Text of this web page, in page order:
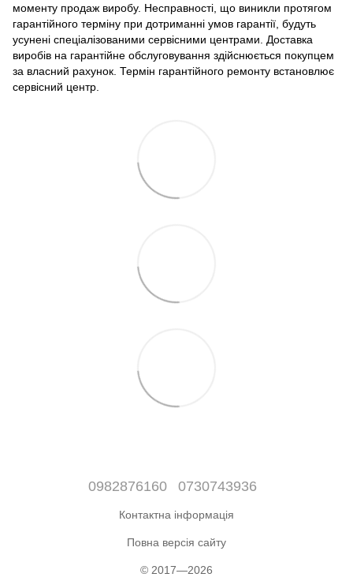
моменту продаж виробу. Несправності, що виникли протягом
гарантійного терміну при дотриманні умов гарантії, будуть
усунені спеціалізованими сервісними центрами. Доставка
виробів на гарантійне обслуговування здійснюється покупцем
за власний рахунок. Термін гарантійного ремонту встановлює
сервісний центр.
0982876160 0730743936
Контактна інформація
Повна версія сайту
© 2017—2026